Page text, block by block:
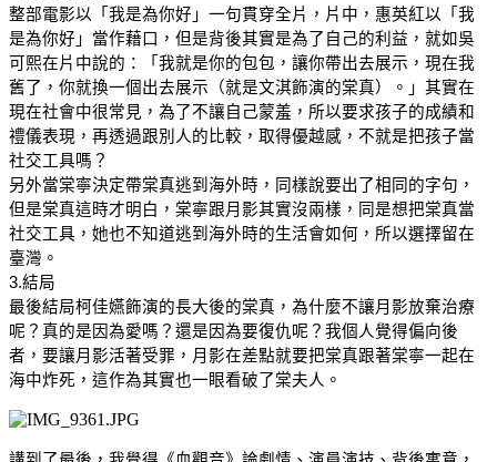
整部電影以「我是為你好」一句貫穿全片，片中，惠英紅以「我
是為你好」當作藉口，但是背後其實是為了自己的利益，就如吳
可熙在片中說的：「我就是你的包包，讓你帶出去展示，現在我
舊了，你就換一個出去展示（就是文淇飾演的棠真）。」其實在
現在社會中很常見，為了不讓自己蒙羞，所以要求孩子的成績和
禮儀表現，再透過跟別人的比較，取得優越感，不就是把孩子當
社交工具嗎？
另外當棠寧決定帶棠真逃到海外時，同樣說要出了相同的字句，
但是棠真這時才明白，棠寧跟月影其實沒兩樣，同是想把棠真當
社交工具，她也不知道逃到海外時的生活會如何，所以選擇留在
臺灣。
3.結局
最後結局柯佳嬿飾演的長大後的棠真，為什麼不讓月影放棄治療
呢？真的是因為愛嗎？還是因為要復仇呢？我個人覺得偏向後
者，要讓月影活著受罪，月影在差點就要把棠真跟著棠寧一起在
海中炸死，這作為其實也一眼看破了棠夫人。